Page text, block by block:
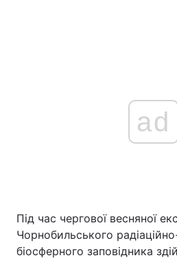
Головна
Україна
ad
Під час чергової весняної
Чорнобильського
біосферного заповідника